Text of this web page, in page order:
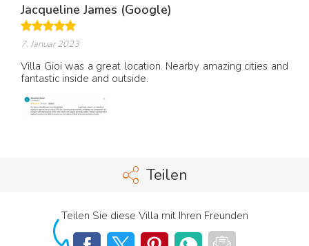
Jacqueline James (Google)
7. Januar 2023
Villa Gioi was a great location. Nearby amazing cities and
fantastic inside and outside.
Teilen
Teilen Sie diese Villa mit Ihren Freunden